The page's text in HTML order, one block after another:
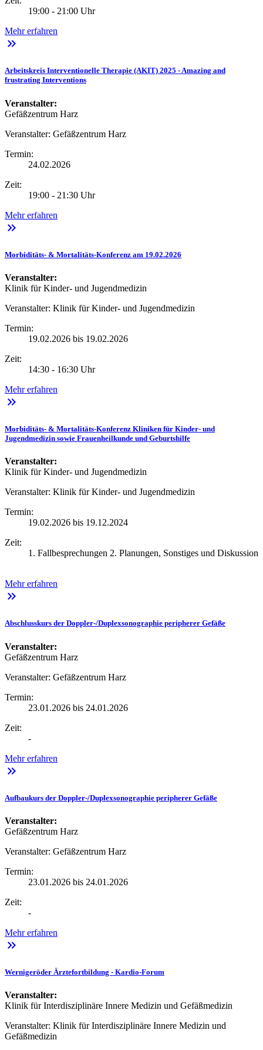
19:00 - 21:00 Uhr
Mehr erfahren
keyboard_double_arrow_right
Arbeitskreis Interventionelle Therapie (AKIT) 2025 - Amazing and
frustrating Interventions
Veranstalter:
Gefäßzentrum Harz
Veranstalter: Gefäßzentrum Harz
Termin:
24.02.2026
Zeit:
19:00 - 21:30 Uhr
Mehr erfahren
keyboard_double_arrow_right
Morbiditäts- & Mortalitäts-Konferenz am 19.02.2026
Veranstalter:
Klinik für Kinder- und Jugendmedizin
Veranstalter: Klinik für Kinder- und Jugendmedizin
Termin:
19.02.2026 bis 19.02.2026
Zeit:
14:30 - 16:30 Uhr
Mehr erfahren
keyboard_double_arrow_right
Morbiditäts- & Mortalitäts-Konferenz Kliniken für Kinder- und
Jugendmedizin sowie Frauenheilkunde und Geburtshilfe
Veranstalter:
Klinik für Kinder- und Jugendmedizin
Veranstalter: Klinik für Kinder- und Jugendmedizin
Termin:
19.02.2026 bis 19.12.2024
Zeit:
1. Fallbesprechungen 2. Planungen, Sonstiges und Diskussion
Mehr erfahren
keyboard_double_arrow_right
Abschlusskurs der Doppler-/Duplexsonographie peripherer Gefäße
Veranstalter:
Gefäßzentrum Harz
Veranstalter: Gefäßzentrum Harz
Termin:
23.01.2026 bis 24.01.2026
Zeit:
-
Mehr erfahren
keyboard_double_arrow_right
Aufbaukurs der Doppler-/Duplexsonographie peripherer Gefäße
Veranstalter:
Gefäßzentrum Harz
Veranstalter: Gefäßzentrum Harz
Termin:
23.01.2026 bis 24.01.2026
Zeit:
-
Mehr erfahren
keyboard_double_arrow_right
Wernigeröder Ärztefortbildung - Kardio-Forum
Veranstalter:
Klinik für Interdisziplinäre Innere Medizin und Gefäßmedizin
Veranstalter: Klinik für Interdisziplinäre Innere Medizin und
Gefäßmedizin